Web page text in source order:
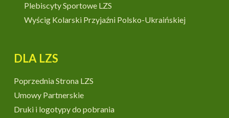
Plebiscyty Sportowe LZS
Wyścig Kolarski Przyjaźni Polsko-Ukraińskiej
DLA LZS
Poprzednia Strona LZS
Umowy Partnerskie
Druki i logotypy do pobrania